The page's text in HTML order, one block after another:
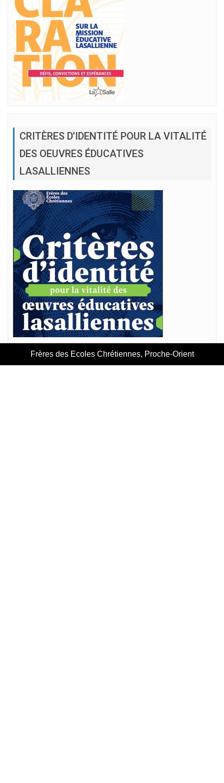
CRITÈRES D’IDENTITÉ POUR LA VITALITÉ
DES OEUVRES ÉDUCATIVES
LASALLIENNES
Frères des Ecoles Chrétiennes, Proche-Orient